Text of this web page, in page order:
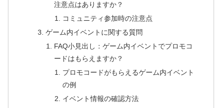
注意点はありますか？
コミュニティ参加時の注意点
ゲーム内イベントに関する質問
FAQ小見出し：ゲーム内イベントでプロモコ
ードはもらえますか？
プロモコードがもらえるゲーム内イベント
の例
イベント情報の確認方法